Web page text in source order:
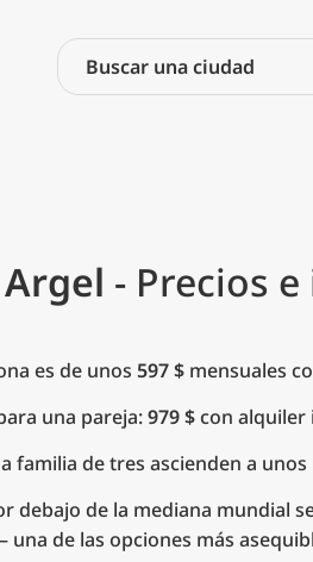
Argel - Precios
es de unos 597 $ mensuales
una pareja:979 $con alquiler
familia de tres ascienden a unos
debajo de la mediana mundial
una de las opciones más